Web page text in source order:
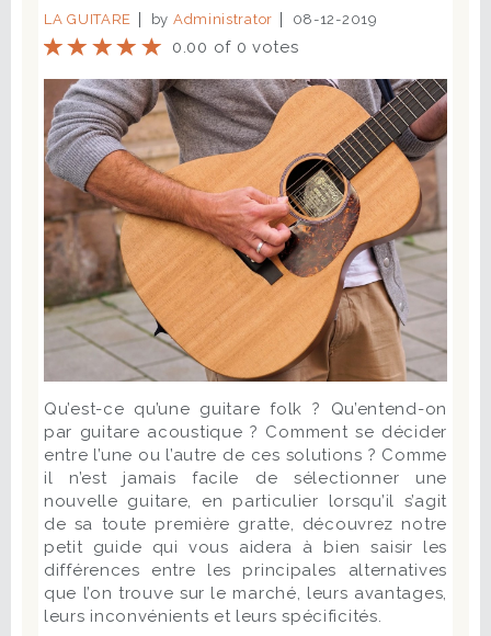
LA GUITARE by Administrator 08-12-2019
0.00 of 0 votes
Qu’est-ce qu’une guitare folk ? Qu’entend-on
par guitare acoustique ? Comment se décider
entre l’une ou l’autre de ces solutions ? Comme
il n’est jamais facile de sélectionner une
nouvelle guitare, en particulier lorsqu’il s’agit
de sa toute première gratte, découvrez notre
petit guide qui vous aidera à bien saisir les
différences entre les principales alternatives
que l’on trouve sur le marché, leurs avantages,
leurs inconvénients et leurs spécificités.